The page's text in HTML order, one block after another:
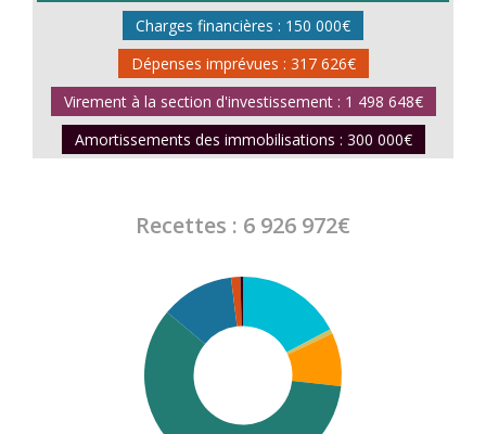
Charges financières : 150 000€
Dépenses imprévues : 317 626€
Virement à la section d'investissement : 1 498 648€
Amortissements des immobilisations : 300 000€
Recettes : 6 926 972€